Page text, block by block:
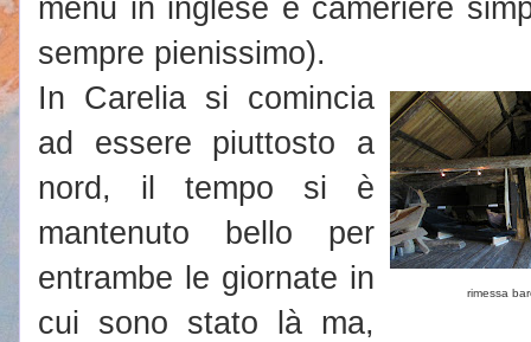
menu in inglese e cameriere
sempre pienissimo).
rimessa
In Carelia si comincia
ad essere piuttosto a
nord, il tempo si è
mantenuto bello per
entrambe le giornate in
cui sono stato là ma,